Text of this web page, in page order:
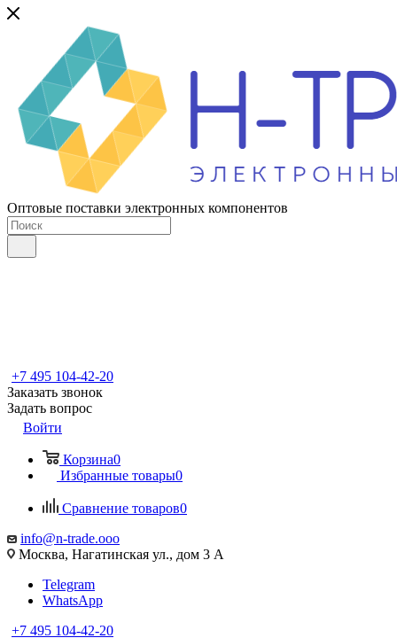
Оптовые поставки электронных компонентов
+7 495 104-42-20
Заказать звонок
Задать вопрос
Войти
Корзина0
Избранные товары0
Сравнение товаров0
info@n-trade.ooo
Москва, Нагатинская ул., дом 3 А
Telegram
WhatsApp
+7 495 104-42-20